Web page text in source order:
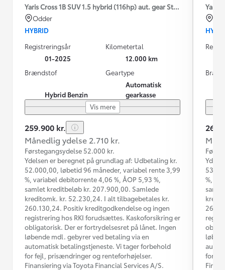
Yaris Cross 1B SUV 1.5 hybrid (116hp) aut. gear Style Comfort
Odder
HYBRID
Registreringsår
01-2025
Kilometertal
12.000 km
Brændstof
Hybrid Benzin
Geartype
Automatisk
gearkasse
Vis mere
259.900 kr.
Månedlig ydelse 2.710 kr.
Førstegangsydelse 52.000 kr.
Ydelsen er beregnet på grundlag af: Udbetaling kr.
52.000,00, løbetid 96 måneder, variabel rente 3,99
%, variabel debitorrente 4,06 %, ÅOP 5,93 %,
samlet kreditbeløb kr. 207.900,00. Samlede
kreditomk. kr. 52.230,24. I alt tilbagebetales kr.
260.130,24. Positiv kreditgodkendelse og ingen
registrering hos RKI forudsættes. Kaskoforsikring er
obligatorisk. Der er fortrydelsesret på lånet. Ingen
løbende mdl. gebyrer ved betaling via en
automatisk betalingstjeneste. Vi tager forbehold
for fejl, prisændringer og renteforhøjelser.
Finansiering via Toyota Financial Services A/S.
Yaris
%,
for